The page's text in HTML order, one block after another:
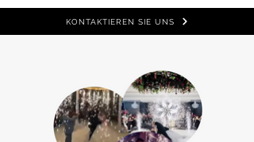
KONTAKTIEREN SIE UNS